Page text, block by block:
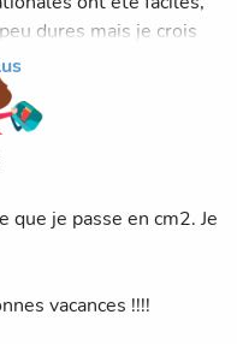
je suis en CM2-1
école.Je me suis
écrire.
je suis en CM1-1. Ca
J' adore cette
dures mais je crois
que je passe en cm2. Je
vacances !!!!